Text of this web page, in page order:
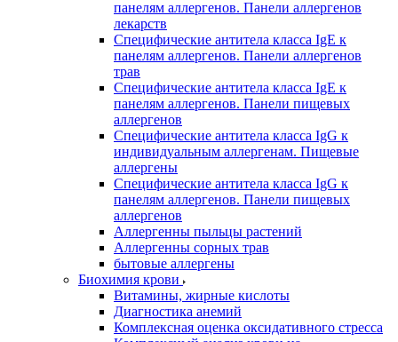
панелям аллергенов. Панели аллергенов
лекарств
Специфические антитела класса IgE к
панелям аллергенов. Панели аллергенов
трав
Специфические антитела класса IgE к
панелям аллергенов. Панели пищевых
аллергенов
Специфические антитела класса IgG к
индивидуальным аллергенам. Пищевые
аллергены
Специфические антитела класса IgG к
панелям аллергенов. Панели пищевых
аллергенов
Аллергенны пыльцы растений
Аллергенны сорных трав
бытовые аллергены
Биохимия крови
Витамины, жирные кислоты
Диагностика анемий
Комплексная оценка оксидативного стресса